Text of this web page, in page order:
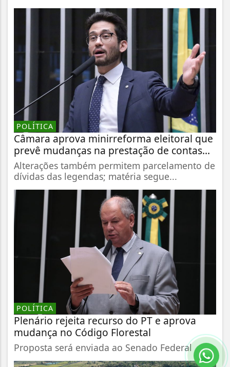
POLÍTICA
Câmara aprova minirreforma eleitoral que
prevê mudanças na prestação de contas...
Alterações também permitem parcelamento de
dívidas das legendas; matéria segue...
POLÍTICA
Plenário rejeita recurso do PT e aprova
mudança no Código Florestal
Proposta será enviada ao Senado Federal